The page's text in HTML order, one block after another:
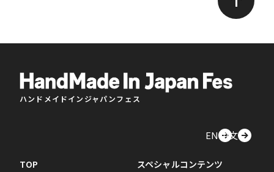
ハンドメイドインジャパンフェス
EN中文
TOP
スペシャルコンテンツ